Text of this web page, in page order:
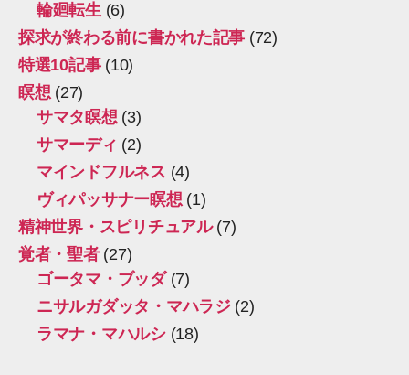
輪廻転生(6)
探求が終わる前に書かれた記事 (72)
特選10記事(10)
瞑想(27)
サマタ瞑想(3)
サマーディ (2)
マインドフルネス (4)
ヴィパッサナー瞑想(1)
精神世界・スピリチュアル(7)
覚者・聖者(27)
ゴータマ・ブッダ(7)
ニサルガダッタ・マハラジ(2)
ラマナ・マハルシ(18)